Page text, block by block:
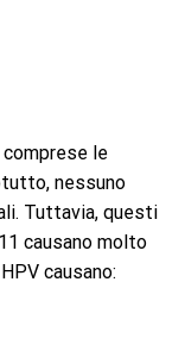
comprese le
nessuno
Tuttavia, questi
causano molto
causano: